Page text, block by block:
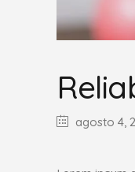
agosto 4,